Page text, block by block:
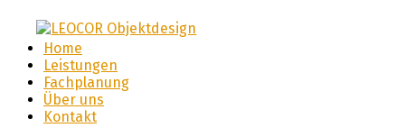
LEOCOR
Objektdesign
LEOCOR Objektdesign
Home
Leistungen
Fachplanung
Über uns
Kontakt